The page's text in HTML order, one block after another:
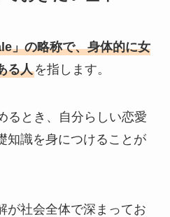
」の略称で、身体的に女
る人を指します。
るとき、自分らしい恋愛
知識を身につけることが
が社会全体で深まってお